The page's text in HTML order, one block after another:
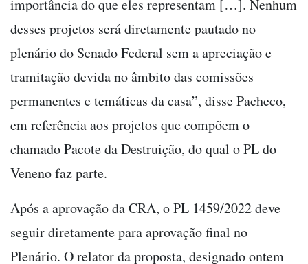
importância do que eles representam […]. Nenhum
desses projetos será diretamente pautado no
plenário do Senado Federal sem a apreciação e
tramitação devida no âmbito das comissões
permanentes e temáticas da casa”, disse Pacheco,
em referência aos projetos que compõem o
chamado Pacote da Destruição, do qual o PL do
Veneno faz parte.
Após a aprovação da CRA, o PL 1459/2022 deve
seguir diretamente para aprovação final no
Plenário. O relator da proposta, designado ontem